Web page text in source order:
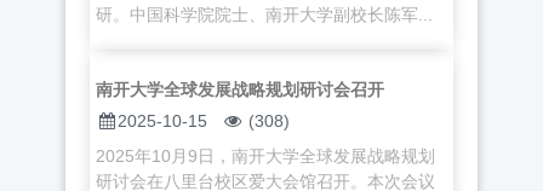
研。中国科学院院士、南开大学副校长陈军...
南开大学全球发展战略规划研讨会召开
2025-10-15
(308)
2025年10月9日，南开大学全球发展战略规划
研讨会在八里台校区爱大会馆召开。本次会议